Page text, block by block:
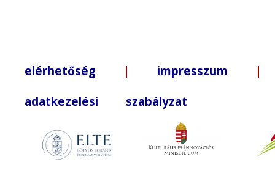
elérhetőség | impresszum |
adatkezelési szabályzat